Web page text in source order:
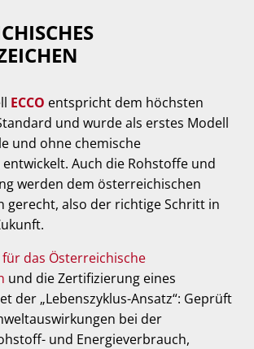
ECCO entspricht dem höchsten
und wurde als erstes Modell
und ohne chemische
Auch die Rohstoffe und
werden dem österreichischen
gerecht, also der richtige Schritt in
das Österreichische
und die Zertifizierung eines
der „Lebenszyklus-Ansatz“: Geprüft
bei der
und Energieverbrauch,